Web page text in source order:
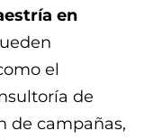
en
el
de
de campañas,